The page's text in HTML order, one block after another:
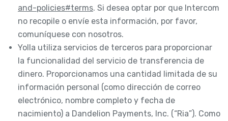
and-policies#terms. Si desea optar por que Intercom
no recopile o envíe esta información, por favor,
comuníquese con nosotros.
Yolla utiliza servicios de terceros para proporcionar
la funcionalidad del servicio de transferencia de
dinero. Proporcionamos una cantidad limitada de su
información personal (como dirección de correo
electrónico, nombre completo y fecha de
nacimiento) a Dandelion Payments, Inc. (“Ria”). Como